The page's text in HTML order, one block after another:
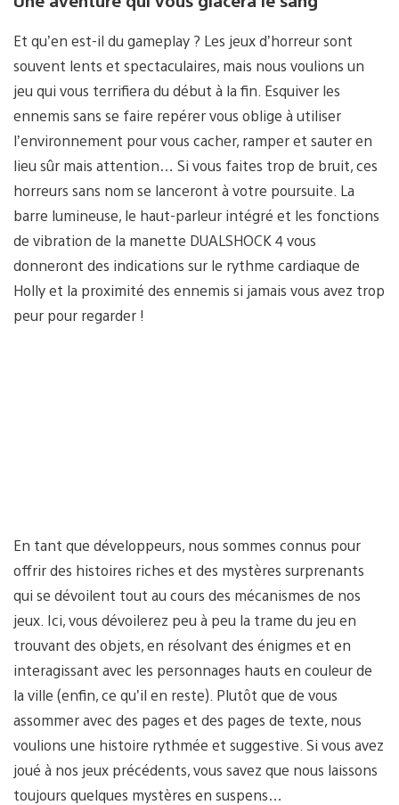
Et qu’en est-il du gameplay ? Les jeux d’horreur sont
souvent lents et spectaculaires, mais nous voulions un
jeu qui vous terrifiera du début à la fin. Esquiver les
ennemis sans se faire repérer vous oblige à utiliser
l’environnement pour vous cacher, ramper et sauter en
lieu sûr mais attention… Si vous faites trop de bruit, ces
horreurs sans nom se lanceront à votre poursuite. La
barre lumineuse, le haut-parleur intégré et les fonctions
de vibration de la manette DUALSHOCK 4 vous
donneront des indications sur le rythme cardiaque de
Holly et la proximité des ennemis si jamais vous avez trop
peur pour regarder !
En tant que développeurs, nous sommes connus pour
offrir des histoires riches et des mystères surprenants
qui se dévoilent tout au cours des mécanismes de nos
jeux. Ici, vous dévoilerez peu à peu la trame du jeu en
trouvant des objets, en résolvant des énigmes et en
interagissant avec les personnages hauts en couleur de
la ville (enfin, ce qu’il en reste). Plutôt que de vous
assommer avec des pages et des pages de texte, nous
voulions une histoire rythmée et suggestive. Si vous avez
joué à nos jeux précédents, vous savez que nous laissons
toujours quelques mystères en suspens…